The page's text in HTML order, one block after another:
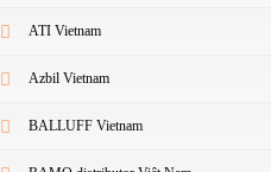
ATI Vietnam
Azbil Vietnam
BALLUFF Vietnam